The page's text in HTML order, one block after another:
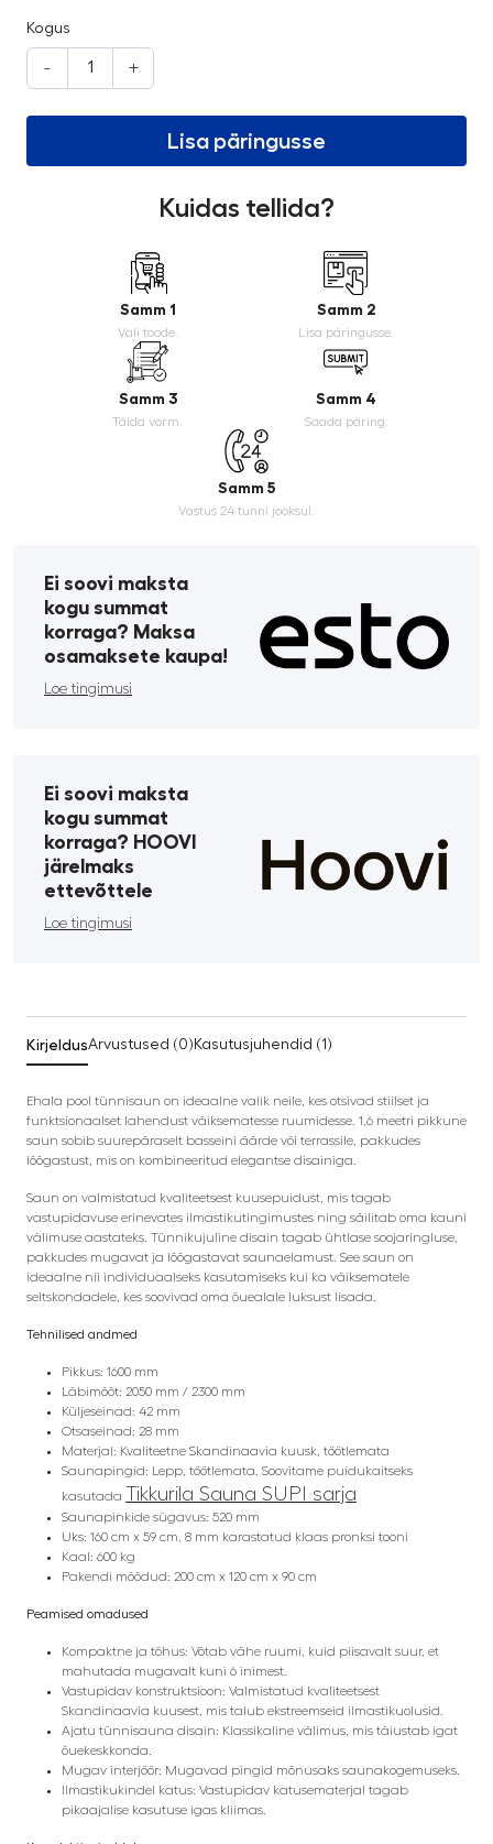
Kogus
- +
Lisa päringusse
Kuidas tellida?
Samm 1
Vali toode.
Samm 2
Lisa päringusse.
Samm 3
Täida vorm.
Samm 4
Saada päring.
Samm 5
Vastus 24 tunni jooksul.
Ei soovi maksta
kogu summat
korraga? Maksa
osamaksete kaupa!
Loe tingimusi
Ei soovi maksta
kogu summat
korraga? HOOVI
järelmaks
ettevõttele
Loe tingimusi
KirjeldusArvustused (0) Kasutusjuhendid (1)
Ehala pool tünnisaun on ideaalne valik neile, kes otsivad stiilset ja
funktsionaalset lahendust väiksematesse ruumidesse. 1,6 meetri pikkune
saun sobib suurepäraselt basseini äärde või terrassile, pakkudes
lõõgastust, mis on kombineeritud elegantse disainiga.
Saun on valmistatud kvaliteetsest kuusepuidust, mis tagab
vastupidavuse erinevates ilmastikutingimustes ning säilitab oma kauni
välimuse aastateks. Tünnikujuline disain tagab ühtlase soojaringluse,
pakkudes mugavat ja lõõgastavat saunaelamust. See saun on
ideaalne nii individuaalseks kasutamiseks kui ka väiksematele
seltskondadele, kes soovivad oma õuealale luksust lisada.
Tehnilised andmed
Pikkus: 1600 mm
Läbimõõt: 2050 mm / 2300 mm
Küljeseinad: 42 mm
Otsaseinad: 28 mm
Materjal: Kvaliteetne Skandinaavia kuusk, töötlemata
Saunapingid: Lepp, töötlemata. Soovitame puidukaitseks
kasutada Tikkurila Sauna SUPI sarja
Saunapinkide sügavus: 520 mm
Uks: 160 cm x 59 cm, 8 mm karastatud klaas pronksi tooni
Kaal: 600 kg
Pakendi mõõdud: 200 cm x 120 cm x 90 cm
Peamised omadused
Kompaktne ja tõhus: Võtab vähe ruumi, kuid piisavalt suur, et
mahutada mugavalt kuni 6 inimest.
Vastupidav konstruktsioon: Valmistatud kvaliteetsest
Skandinaavia kuusest, mis talub ekstreemseid ilmastikuolusid.
Ajatu tünnisauna disain: Klassikaline välimus, mis täiustab igat
õuekeskkonda.
Mugav interjöör: Mugavad pingid mõnusaks saunakogemuseks.
Ilmastikukindel katus: Vastupidav katusematerjal tagab
pikaajalise kasutuse igas kliimas.